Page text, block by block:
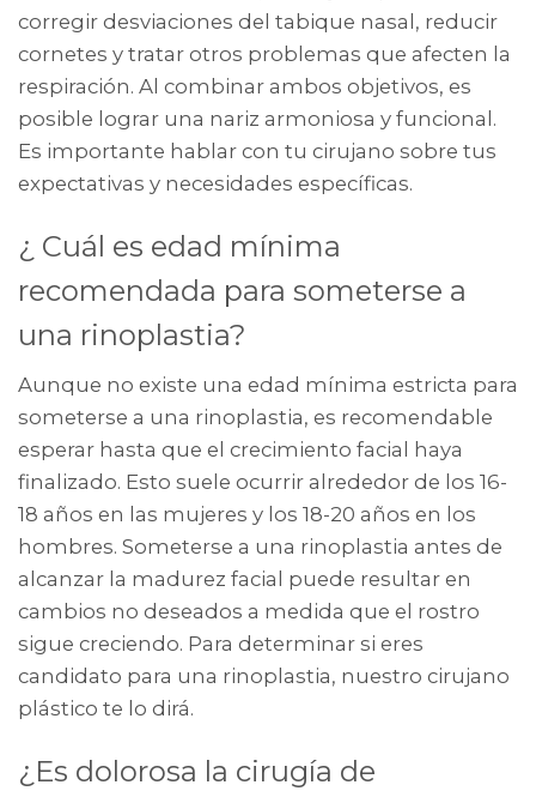
corregir desviaciones del tabique nasal, reducir
cornetes y tratar otros problemas que afecten la
respiración. Al combinar ambos objetivos, es
posible lograr una nariz armoniosa y funcional.
Es importante hablar con tu cirujano sobre tus
expectativas y necesidades específicas.
¿ Cuál es edad mínima
recomendada para someterse a
una rinoplastia?
Aunque no existe una edad mínima estricta para
someterse a una rinoplastia, es recomendable
esperar hasta que el crecimiento facial haya
finalizado. Esto suele ocurrir alrededor de los 16-
18 años en las mujeres y los 18-20 años en los
hombres. Someterse a una rinoplastia antes de
alcanzar la madurez facial puede resultar en
cambios no deseados a medida que el rostro
sigue creciendo. Para determinar si eres
candidato para una rinoplastia, nuestro cirujano
plástico te lo dirá.
¿Es dolorosa la cirugía de